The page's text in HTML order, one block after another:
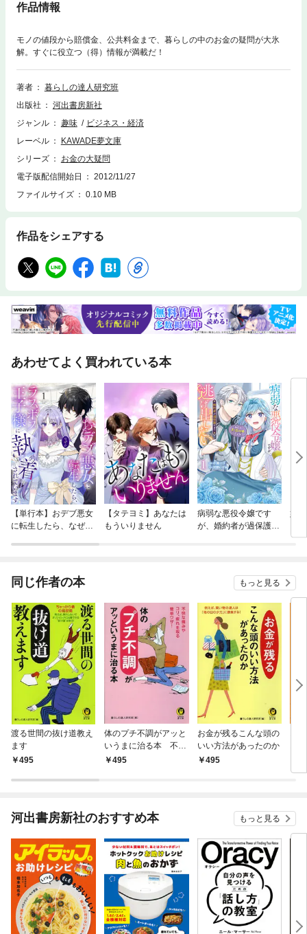
作品情報
モノの値段から賠償金、公共料金まで、暮らしの中のお金の疑問が大氷
解。すぐに役立つ（得）情報が満載だ！
著者
暮らしの達人研究班
出版社
河出書房新社
ジャンル
趣味
ビジネス・経済
レーベル
KAWADE夢文庫
シリーズ
お金の大疑問
電子版配信開始日
2012/11/27
ファイルサイズ
0.10 MB
作品をシェアする
あわせてよく買われている本
【単行本】おデブ悪女
に転生したら、なぜか
【タテヨミ】あなたは
もういりません
病弱な悪役令嬢です
が、婚約者が過保護す
妹
同じ作者の本 もっと見る
渡る世間の抜け道教え
ます
495
体のプチ不調がアッと
いうまに治る本 不快
な痛みやコリ、疲れを
495
お金が残るこんな頭の
いい方法があったのか
495
河出書房新社のおすすめ本 もっと見る